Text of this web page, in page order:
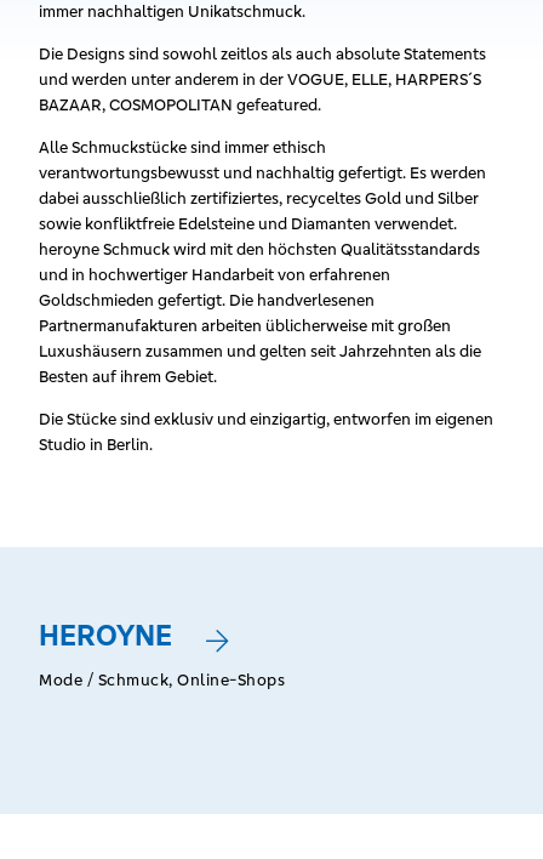
immer nachhaltigen Unikatschmuck.
Die Designs sind sowohl zeitlos als auch absolute Statements
und werden unter anderem in der VOGUE, ELLE, HARPERS´S
BAZAAR, COSMOPOLITAN gefeatured.
Alle Schmuckstücke sind immer ethisch
verantwortungsbewusst und nachhaltig gefertigt. Es werden
dabei ausschließlich zertifiziertes, recyceltes Gold und Silber
sowie konfliktfreie Edelsteine und Diamanten verwendet.
heroyne Schmuck wird mit den höchsten Qualitätsstandards
und in hochwertiger Handarbeit von erfahrenen
Goldschmieden gefertigt. Die handverlesenen
Partnermanufakturen arbeiten üblicherweise mit großen
Luxushäusern zusammen und gelten seit Jahrzehnten als die
Besten auf ihrem Gebiet.
Die Stücke sind exklusiv und einzigartig, entworfen im eigenen
Studio in Berlin.
HEROYNE
Mode / Schmuck, Online-Shops